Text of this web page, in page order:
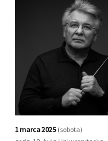
1 marca 2025 (sobota)